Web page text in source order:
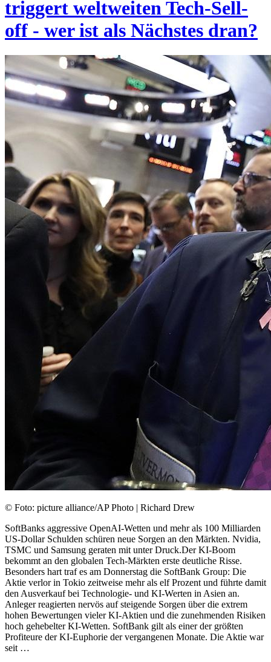
triggert weltweiten Tech-Sell-
off - wer ist als Nächstes dran?
© Foto: picture alliance/AP Photo | Richard Drew
SoftBanks aggressive OpenAI-Wetten und mehr als 100 Milliarden
US-Dollar Schulden schüren neue Sorgen an den Märkten. Nvidia,
TSMC und Samsung geraten mit unter Druck.Der KI-Boom
bekommt an den globalen Tech-Märkten erste deutliche Risse.
Besonders hart traf es am Donnerstag die SoftBank Group: Die
Aktie verlor in Tokio zeitweise mehr als elf Prozent und führte damit
den Ausverkauf bei Technologie- und KI-Werten in Asien an.
Anleger reagierten nervös auf steigende Sorgen über die extrem
hohen Bewertungen vieler KI-Aktien und die zunehmenden Risiken
hoch gehebelter KI-Wetten. SoftBank gilt als einer der größten
Profiteure der KI-Euphorie der vergangenen Monate. Die Aktie war
seit …